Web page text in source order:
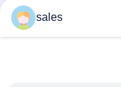
989803151761
Materiały do zużycia
sales